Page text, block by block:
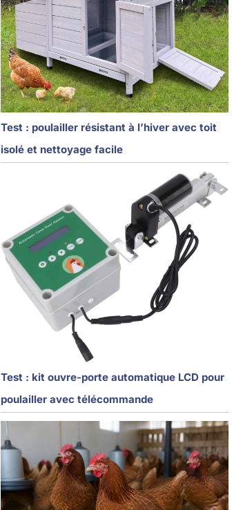
Test : poulailler résistant à l’hiver avec toit
isolé et nettoyage facile
Test : kit ouvre-porte automatique LCD pour
poulailler avec télécommande